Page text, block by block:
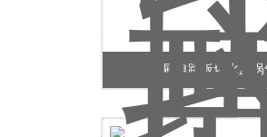
印刷电路板切水旋